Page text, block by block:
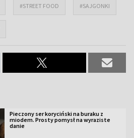
#STREET FOOD #SAJGONKI
Pieczony ser koryciński na buraku z
miodem. Prosty pomysł na wyraziste
danie